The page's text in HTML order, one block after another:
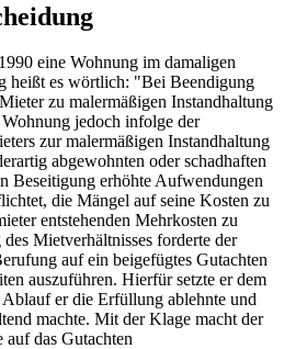
eine Wohnung im damaligen
heißt es wörtlich: "Bei Beendigung
zu malermäßigen Instandhaltung
jedoch infolge der
zur malermäßigen Instandhaltung
abgewohnten oder schadhaften
Beseitigung erhöhte Aufwendungen
die Mängel auf seine Kosten zu
entstehenden Mehrkosten zu
Mietverhältnisses forderte der
auf ein beigefügtes Gutachten
auszuführen. Hierfür setzte er dem
er die Erfüllung ablehnte und
machte. Mit der Klage macht der
auf das Gutachten